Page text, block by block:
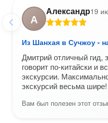
А
Александр19
Из Шанхая в Сучжоу -
Дмитрий отличный гид,
говорит по-китайски и
экскурсии.
экскурсий весьма шире!
Вам был полезен этот